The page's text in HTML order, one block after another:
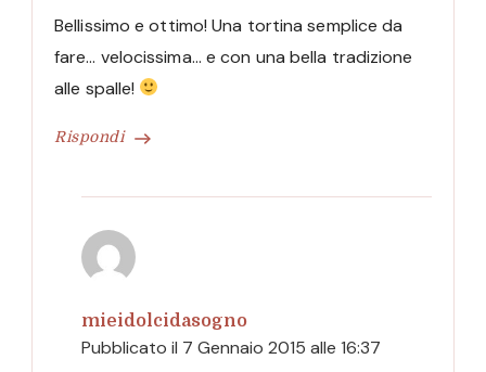
Rispondi
Bellissimo e ottimo! Una tortina semplice da
fare… velocissima… e con una bella tradizione
alle spalle!
mieidolcidasogno
Pubblicato il 7 Gennaio 2015 alle 16:37